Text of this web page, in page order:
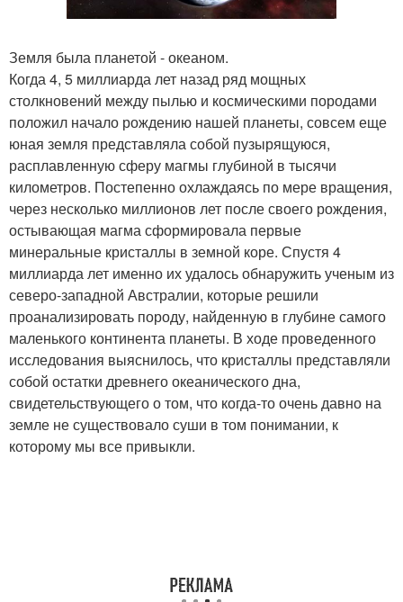
Земля была планетой - океаном.
Когда 4, 5 миллиарда лет назад ряд мощных
столкновений между пылью и космическими породами
положил начало рождению нашей планеты, совсем еще
юная земля представляла собой пузырящуюся,
расплавленную сферу магмы глубиной в тысячи
километров. Постепенно охлаждаясь по мере вращения,
через несколько миллионов лет после своего рождения,
остывающая магма сформировала первые
минеральные кристаллы в земной коре. Спустя 4
миллиарда лет именно их удалось обнаружить ученым из
северо-западной Австралии, которые решили
проанализировать породу, найденную в глубине самого
маленького континента планеты. В ходе проведенного
исследования выяснилось, что кристаллы представляли
собой остатки древнего океанического дна,
свидетельствующего о том, что когда-то очень давно на
земле не существовало суши в том понимании, к
которому мы все привыкли.